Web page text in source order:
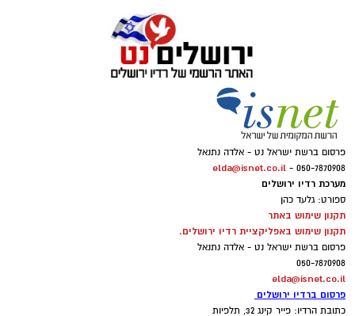
פרסום ברשת ישראל נט - אלדה נתנאל
050-7870908 -
elda@isnet.co.il
מערכת רדיו ירושלים
ספורט: גלעד כהן
תקנון שימוש באתר
תקנון שימוש באפליקציית רדיו ירושלים.
פרסום ברשת ישראל נט - אלדה נתנאל
050-7870908
elda@isnet.co.il
פרסום ברדיו ירושלים
כתובת הרדיו: פייר קינג 32, תלפיות